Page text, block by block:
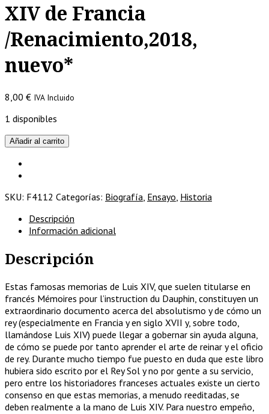
XIV de Francia
/Renacimiento,2018,
nuevo*
8,00 € IVA Incluido
1 disponibles
Memorias
del
XIV
Francia
/Renacimiento,2018,
cantidad
Añadir al carrito
SKU: F4112 Categorías: Biografía Ensayo Historia
Descripción
Información adicional
Descripción
Estas famosas memorias de Luis XIV, que suelen titularse en
francés Mémoires pour l’instruction du Dauphin, constituyen un
extraordinario documento acerca del absolutismo y de cómo un
rey (especialmente en Francia y en siglo XVII y, sobre todo,
llamándose Luis XIV) puede llegar a gobernar sin ayuda alguna,
de cómo se puede por tanto aprender el arte de reinar y el oficio
de rey. Durante mucho tiempo fue puesto en duda que este libro
hubiera sido escrito por el Rey Sol y no por gente a su servicio,
pero entre los historiadores franceses actuales existe un cierto
consenso en que estas memorias, a menudo reeditadas, se
deben realmente a la mano de Luis XIV. Para nuestro empeño,